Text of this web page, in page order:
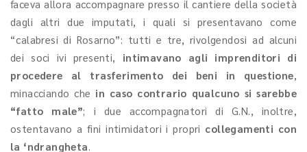
faceva allora accompagnare presso il cantiere della società
dagli altri due imputati, i quali si presentavano come
“calabresi di Rosarno”: tutti e tre, rivolgendosi ad alcuni
dei soci ivi presenti, intimavano agli imprenditori di
procedere al trasferimento dei beni in questione,
minacciando che in caso contrario qualcuno si sarebbe
“fatto male”; i due accompagnatori di G.N., inoltre,
ostentavano a fini intimidatori i propri collegamenti con
la ‘ndrangheta.